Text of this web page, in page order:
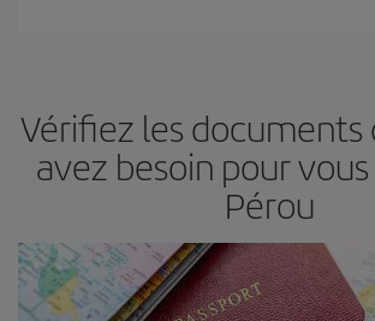
Vérifiez les documents
avez besoin pour
Pérou